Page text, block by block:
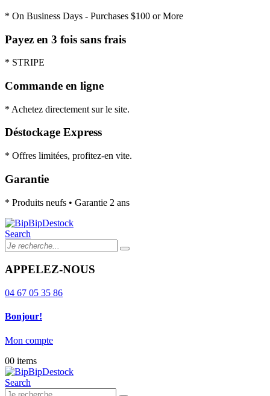
* On Business Days - Purchases $100 or More
Payez en 3 fois sans frais
* STRIPE
Commande en ligne
* Achetez directement sur le site.
Déstockage Express
* Offres limitées, profitez-en vite.
Garantie
* Produits neufs • Garantie 2 ans
Search
APPELEZ-NOUS
04 67 05 35 86
Bonjour!
Mon compte
00 items
Search